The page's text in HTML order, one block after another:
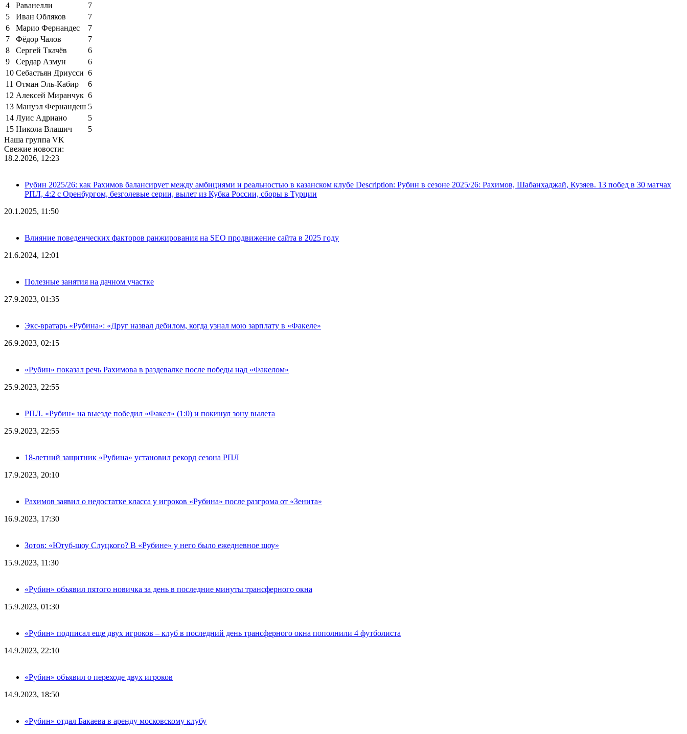
4
Раванелли
7
5
Иван Обляков
7
6
Марио Фернандес
7
7
Фёдор Чалов
7
8
Сергей Ткачёв
6
9
Сердар Азмун
6
10 Себастьян Дриусси 6
11 Отман Эль-Кабир
6
12 Алексей Миранчук 6
13 Мануэл Фернандеш 5
14 Луис Адриано
5
15 Никола Влашич
5
Наша группа VK
Свежие новости:
18.2.2026, 12:23
Рубин 2025/26: как Рахимов балансирует между амбициями и реальностью в казанском клубе Description: Рубин в сезоне 2025/26: Рахимов, Шабанхаджай, Кузяев. 13 побед в 30 матчах
РПЛ, 4:2 с Оренбургом, безголевые серии, вылет из Кубка России, сборы в Турции
20.1.2025, 11:50
Влияние поведенческих факторов ранжирования на SEO продвижение сайта в 2025 году
21.6.2024, 12:01
Полезные занятия на дачном участке
27.9.2023, 01:35
Экс-вратарь «Рубина»: «Друг назвал дебилом, когда узнал мою зарплату в «Факеле»
26.9.2023, 02:15
«Рубин» показал речь Рахимова в раздевалке после победы над «Факелом»
25.9.2023, 22:55
РПЛ. «Рубин» на выезде победил «Факел» (1:0) и покинул зону вылета
25.9.2023, 22:55
18-летний защитник «Рубина» установил рекорд сезона РПЛ
17.9.2023, 20:10
Рахимов заявил о недостатке класса у игроков «Рубина» после разгрома от «Зенита»
16.9.2023, 17:30
Зотов: «Ютуб-шоу Слуцкого? В «Рубине» у него было ежедневное шоу»
15.9.2023, 11:30
«Рубин» объявил пятого новичка за день в последние минуты трансферного окна
15.9.2023, 01:30
«Рубин» подписал еще двух игроков – клуб в последний день трансферного окна пополнили 4 футболиста
14.9.2023, 22:10
«Рубин» объявил о переходе двух игроков
14.9.2023, 18:50
«Рубин» отдал Бакаева в аренду московскому клубу